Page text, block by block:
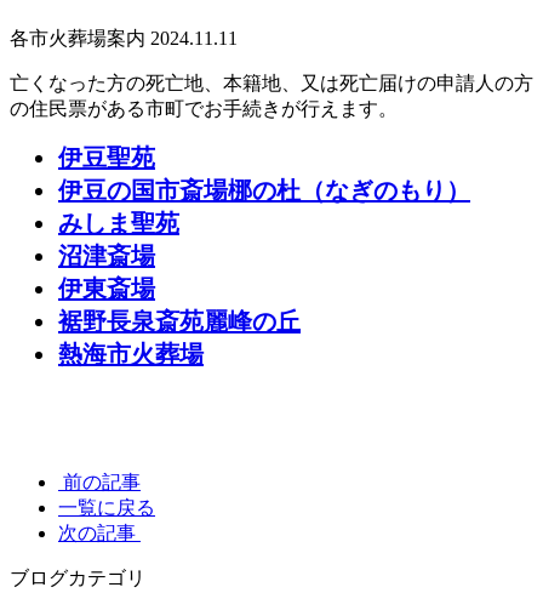
各市火葬場案内 2024.11.11
亡くなった方の死亡地、本籍地、又は死亡届けの申請人の方
の住民票がある市町でお手続きが行えます。
伊豆聖苑
伊豆の国市斎場梛の杜（なぎのもり）
みしま聖苑
沼津斎場
伊東斎場
裾野長泉斎苑麗峰の丘
熱海市火葬場
前の記事
一覧に戻る
次の記事
ブログカテゴリ